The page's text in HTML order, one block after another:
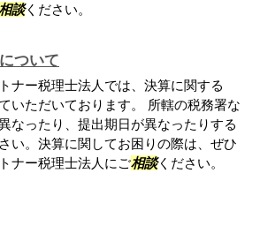
談ください。
ついて
ナー税理士法人では、決算に関する
いただいております。 所轄の税務署な
なったり、提出期日が異なったりする
い。決算に関してお困りの際は、ぜひ
ナー税理士法人にご相談ください。